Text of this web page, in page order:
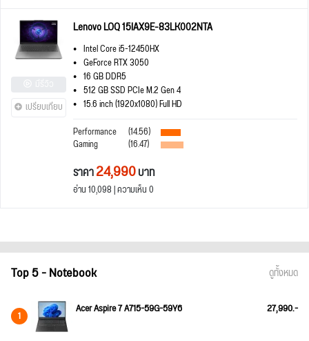
เปรียบเทียบ
Lenovo LOQ 15IAX9E-83LK002NTA
Intel Core i5-12450HX
GeForce RTX 3050
16 GB DDR5
512 GB SSD PCIe M.2 Gen 4
15.6 inch (1920x1080) Full HD
Performance
(14.56)
Gaming (16.47)
ราคา24,990บาท
อ่าน 10,098 | ความเห็น 0
Top 5 - Notebook ดูทั้งหมด
1 Acer Aspire 7 A715-59G-59Y6 27,990.-